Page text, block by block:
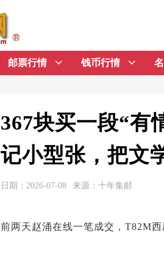
邮票行情 钱币行情
367块买一段“有
记小型张，把文
日期：2026-07-08 来源：十年集邮
前两天赵涌在线一笔成交，T82M